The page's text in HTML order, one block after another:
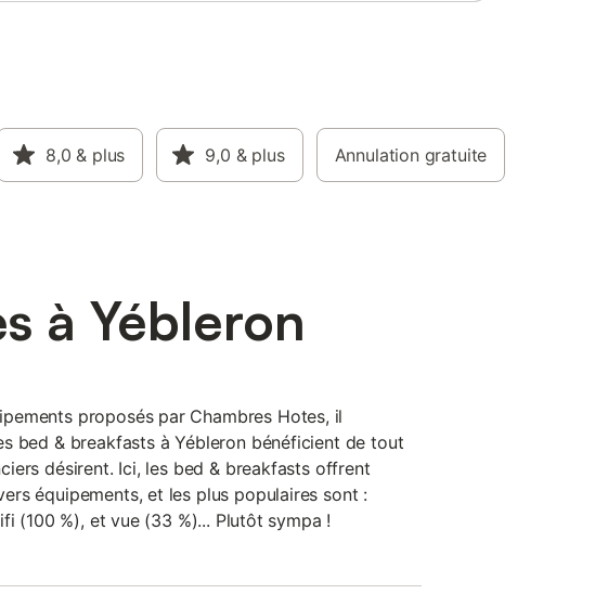
8,0 & plus 9,0 & plus Annulation gratuite
à Yébleron
proposés par Chambres Hotes, il
bed & breakfasts à Yébleron bénéficient de tout
désirent. Ici, les bed & breakfasts offrent
équipements, et les plus populaires sont :
(100 %), et vue (33 %)... Plutôt sympa !